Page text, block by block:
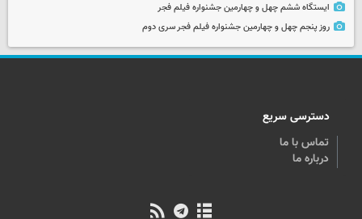
ایستگاه ششم چهل و چهارمین جشنواره فیلم فجر
روز پنجم چهل و چهارمین جشنواره فیلم فجر سری دوم
دسترسی سریع
تماس با ما
درباره ما